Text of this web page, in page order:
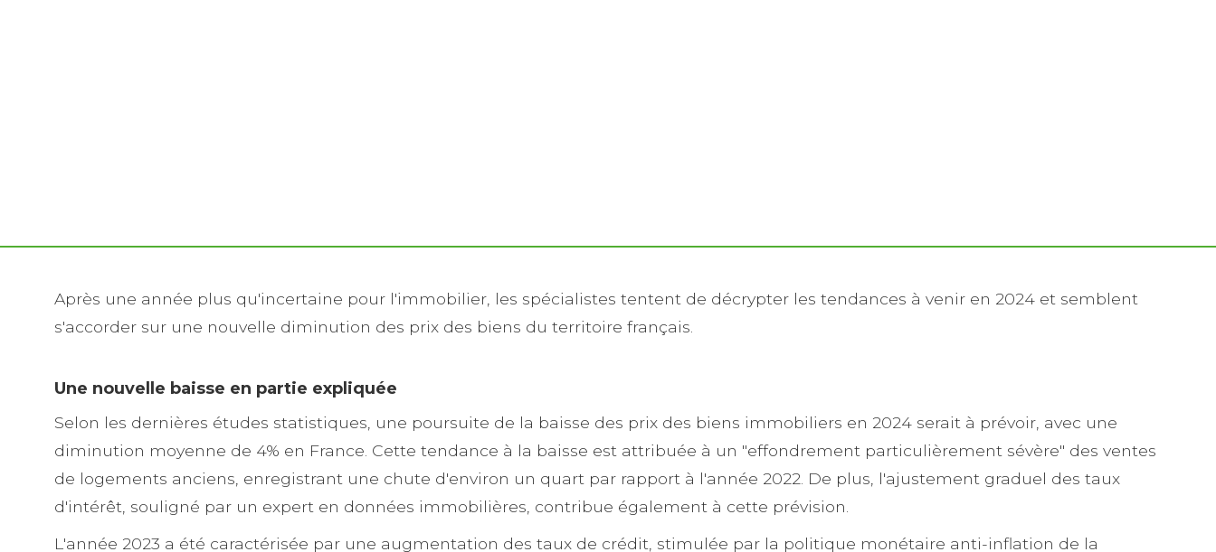
Après une année plus qu'incertaine pour l'immobilier, les spécialistes tentent de décrypter les tendances à venir en 2024 et semblent
s'accorder sur une nouvelle diminution des prix des biens du territoire français.
Une nouvelle baisse en partie expliquée
Selon les dernières études statistiques, une poursuite de la baisse des prix des biens immobiliers en 2024 serait à prévoir, avec une
diminution moyenne de 4% en France. Cette tendance à la baisse est attribuée à un "effondrement particulièrement sévère" des ventes
de logements anciens, enregistrant une chute d'environ un quart par rapport à l'année 2022. De plus, l'ajustement graduel des taux
d'intérêt, souligné par un expert en données immobilières, contribue également à cette prévision.
L'année 2023 a été caractérisée par une augmentation des taux de crédit, stimulée par la politique monétaire anti-inflation de la